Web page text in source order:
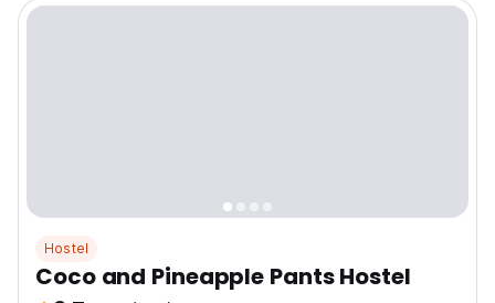
Hostel
Coco and Pineapple Pants Hostel